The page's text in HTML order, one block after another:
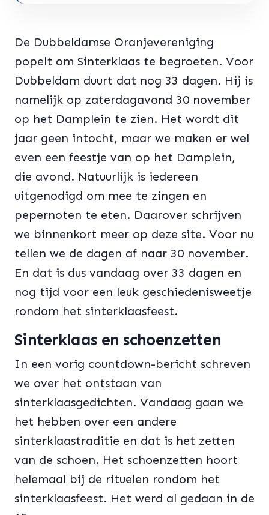
De Dubbeldamse Oranjevereniging
popelt om Sinterklaas te begroeten. Voor
Dubbeldam duurt dat nog 33 dagen. Hij is
namelijk op zaterdagavond 30 november
op het Damplein te zien. Het wordt dit
jaar geen intocht, maar we maken er wel
even een feestje van op het Damplein,
die avond. Natuurlijk is iedereen
uitgenodigd om mee te zingen en
pepernoten te eten. Daarover schrijven
we binnenkort meer op deze site. Voor nu
tellen we de dagen af naar 30 november.
En dat is dus vandaag over 33 dagen en
nog tijd voor een leuk geschiedenisweetje
rondom het sinterklaasfeest.
Sinterklaas en schoenzetten
In een vorig countdown-bericht schreven
we over het ontstaan van
sinterklaasgedichten. Vandaag gaan we
het hebben over een andere
sinterklaastraditie en dat is het zetten
van de schoen. Het schoenzetten hoort
helemaal bij de rituelen rondom het
sinterklaasfeest. Het werd al gedaan in de